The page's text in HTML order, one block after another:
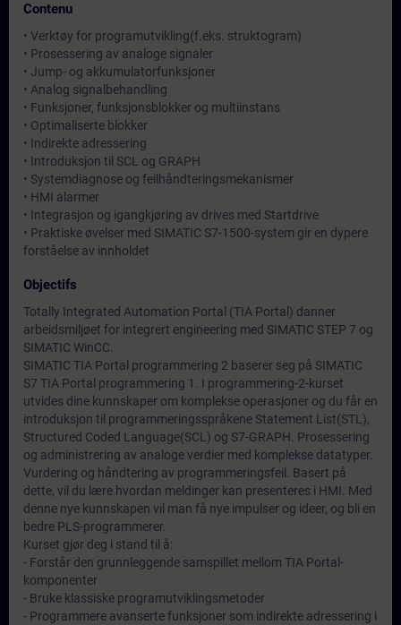
Contenu
• Verktøy for programutvikling(f.eks. struktogram)
• Prosessering av analoge signaler
• Jump- og akkumulatorfunksjoner
• Analog signalbehandling
• Funksjoner, funksjonsblokker og multiinstans
• Optimaliserte blokker
• Indirekte adressering
• Introduksjon til SCL og GRAPH
• Systemdiagnose og feilhåndteringsmekanismer
• HMI alarmer
• Integrasjon og igangkjøring av drives med Startdrive
• Praktiske øvelser med SIMATIC S7-1500-system gir en dypere
forståelse av innholdet
Objectifs
Totally Integrated Automation Portal (TIA Portal) danner
arbeidsmiljøet for integrert engineering med SIMATIC STEP 7 og
SIMATIC WinCC.
SIMATIC TIA Portal programmering 2 baserer seg på SIMATIC
S7 TIA Portal programmering 1. I programmering-2-kurset
utvides dine kunnskaper om komplekse operasjoner og du får en
introduksjon til programmeringsspråkene Statement List(STL),
Structured Coded Language(SCL) og S7-GRAPH. Prosessering
og administrering av analoge verdier med komplekse datatyper.
Vurdering og håndtering av programmeringsfeil. Basert på
dette, vil du lære hvordan meldinger kan presenteres i HMI. Med
denne nye kunnskapen vil man få nye impulser og ideer, og bli en
bedre PLS-programmerer.
Kurset gjør deg i stand til å:
- Forstår den grunnleggende samspillet mellom TIA Portal-
komponenter
- Bruke klassiske programutviklingsmetoder
- Programmere avanserte funksjoner som indirekte adressering i